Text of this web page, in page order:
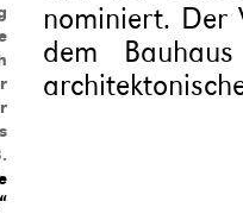
nominiert. Der
dem